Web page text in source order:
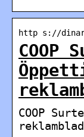
http s://
COOP
COOP